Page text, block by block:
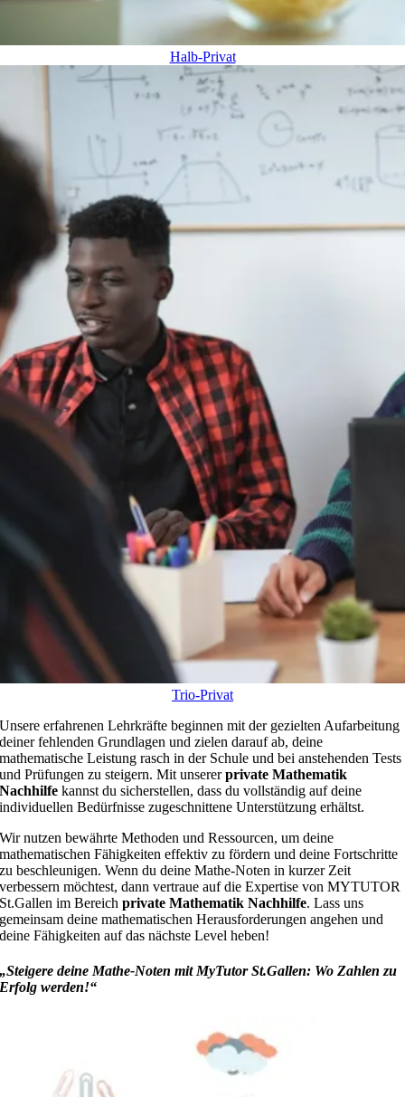
Halb-Privat
Trio-Privat
Unsere erfahrenen Lehrkräfte beginnen mit der gezielten Aufarbeitung
deiner fehlenden Grundlagen und zielen darauf ab, deine
mathematische Leistung rasch in der Schule und bei anstehenden Tests
und Prüfungen zu steigern. Mit unsererprivate Mathematik
Nachhilfe kannst du sicherstellen, dass du vollständig auf deine
individuellen Bedürfnisse zugeschnittene Unterstützung erhältst.
Wir nutzen bewährte Methoden und Ressourcen, um deine
mathematischen Fähigkeiten effektiv zu fördern und deine Fortschritte
zu beschleunigen. Wenn du deine Mathe-Noten in kurzer Zeit
verbessern möchtest, dann vertraue auf die Expertise von MYTUTOR
St.Gallen im Bereichprivate Mathematik Nachhilfe. Lass uns
gemeinsam deine mathematischen Herausforderungen angehen und
deine Fähigkeiten auf das nächste Level heben!
„Steigere deine Mathe-Noten mit MyTutor St.Gallen: Wo Zahlen zu
Erfolg werden!“